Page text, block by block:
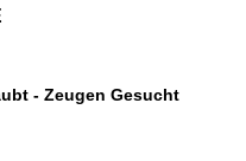
- Zeugen Gesucht